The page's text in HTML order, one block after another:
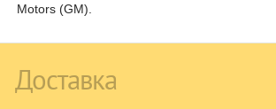
Motors (GM).
Доставка